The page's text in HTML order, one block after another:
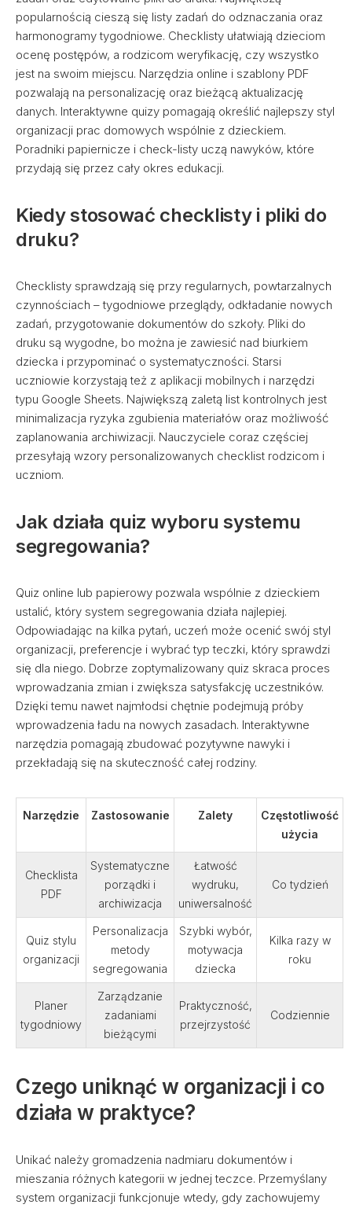
popularnością cieszą się listy zadań do odznaczania oraz
harmonogramy tygodniowe. Checklisty ułatwiają dzieciom
ocenę postępów, a rodzicom weryfikację, czy wszystko
jest na swoim miejscu. Narzędzia online i szablony PDF
pozwalają na personalizację oraz bieżącą aktualizację
danych. Interaktywne quizy pomagają określić najlepszy styl
organizacji prac domowych wspólnie z dzieckiem.
Poradniki papiernicze i check-listy uczą nawyków, które
przydają się przez cały okres edukacji.
Kiedy stosować checklisty i pliki do
druku?
Checklisty sprawdzają się przy regularnych, powtarzalnych
czynnościach – tygodniowe przeglądy, odkładanie nowych
zadań, przygotowanie dokumentów do szkoły. Pliki do
druku są wygodne, bo można je zawiesić nad biurkiem
dziecka i przypominać o systematyczności. Starsi
uczniowie korzystają też z aplikacji mobilnych i narzędzi
typu Google Sheets. Największą zaletą list kontrolnych jest
minimalizacja ryzyka zgubienia materiałów oraz możliwość
zaplanowania archiwizacji. Nauczyciele coraz częściej
przesyłają wzory personalizowanych checklist rodzicom i
uczniom.
Jak działa quiz wyboru systemu
segregowania?
Quiz online lub papierowy pozwala wspólnie z dzieckiem
ustalić, który system segregowania działa najlepiej.
Odpowiadając na kilka pytań, uczeń może ocenić swój styl
organizacji, preferencje i wybrać typ teczki, który sprawdzi
się dla niego. Dobrze zoptymalizowany quiz skraca proces
wprowadzania zmian i zwiększa satysfakcję uczestników.
Dzięki temu nawet najmłodsi chętnie podejmują próby
wprowadzenia ładu na nowych zasadach. Interaktywne
narzędzia pomagają zbudować pozytywne nawyki i
przekładają się na skuteczność całej rodziny.
Narzędzie Zastosowanie Zalety
Częstotliwość
użycia
Checklista
PDF
Systematyczne
porządki i
archiwizacja
Łatwość
wydruku,
uniwersalność
Co tydzień
Quiz stylu
organizacji
Personalizacja
metody
segregowania
Szybki wybór,
motywacja
dziecka
Kilka razy w
roku
Planer
tygodniowy
Zarządzanie
zadaniami
bieżącymi
Praktyczność,
przejrzystość
Codziennie
Czego uniknąć w organizacji i co
działa w praktyce?
Unikać należy gromadzenia nadmiaru dokumentów i
mieszania różnych kategorii w jednej teczce. Przemyślany
system organizacji funkcjonuje wtedy, gdy zachowujemy